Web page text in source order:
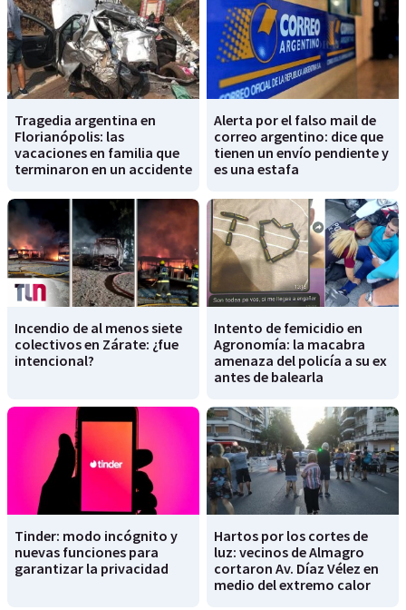
Tragedia argentina en
Florianópolis: las
vacaciones en familia que
terminaron en un accidente
Alerta por el falso mail de
correo argentino: dice que
tienen un envío pendiente y
es una estafa
Incendio de al menos siete
colectivos en Zárate: ¿fue
intencional?
Intento de femicidio en
Agronomía: la macabra
amenaza del policía a su ex
antes de balearla
Tinder: modo incógnito y
nuevas funciones para
garantizar la privacidad
Hartos por los cortes de
luz: vecinos de Almagro
cortaron Av. Díaz Vélez en
medio del extremo calor